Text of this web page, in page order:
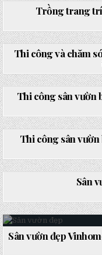
Posted
in
Trồng trang
Posted
in
Thi công và chăm
Posted
in
Thi công sân vườn
Posted
in
Thi công sân
Posted
in
Sân
Sân vườn đẹp